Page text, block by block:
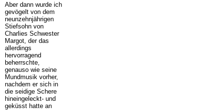
Aber dann wurde ich
gevögelt von dem
neunzehnjährigen
Stiefsohn von
Charlies Schwester
Margot, der das
allerdings
hervorragend
beherrschte,
genauso wie seine
Mundmusik vorher,
nachdem er sich in
die seidige Schere
hineingeleckt- und
geküsst hatte an